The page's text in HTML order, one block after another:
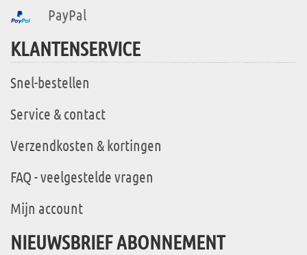
PayPal
KLANTENSERVICE
Snel-bestellen
Service & contact
Verzendkosten & kortingen
FAQ - veelgestelde vragen
Mijn account
NIEUWSBRIEF ABONNEMENT